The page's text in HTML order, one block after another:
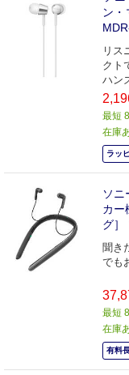
ン
リス
クト
ハン
最短
在庫
ラッ
ソ
カー
グ］
聞き
でも
最短
在庫
有料